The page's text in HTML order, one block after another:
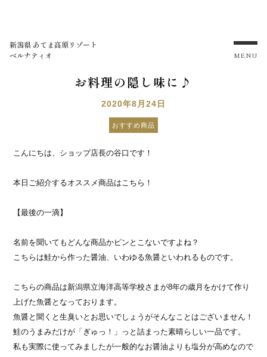
新潟県 あてま高原リゾート
ベルナティオ
MENU
お料理の隠し味に♪
2020年8月24日
おすすめ商品
こんにちは、ショップ店長の谷口です！
本日ご紹介するオススメ商品はこちら！
【最後の一滴】
名前を聞いてもどんな商品かピンとこないですよね？
こちらは鮭から作った醤油、いわゆる魚醤といわれるものです。
こちらの商品は新潟県立海洋高等学校さまが8年の歳月をかけて作り
上げた魚醤となっております。
魚醤と聞くと生臭いとお思いでしょうがそんなことはございません！
鮭のうまみだけが「ぎゅっ！」っと詰まった素晴らしい一品です。
私も実際に使ってみましたが一般的なお醤油よりも塩分が高めなので